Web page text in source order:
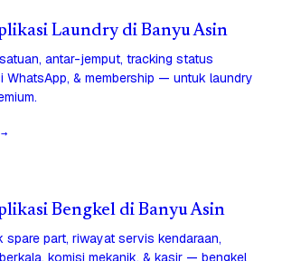
Laundry di Banyu Asin
antar-jemput, tracking status
WhatsApp, & membership — untuk laundry
Bengkel di Banyu Asin
spare part, riwayat servis kendaraan,
komisi mekanik, & kasir — bengkel